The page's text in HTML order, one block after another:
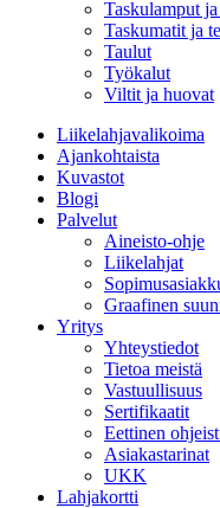
Taskulamput
Taskumatit ja
Taulut
Työkalut
Viltit ja huovat
Liikelahjavalikoima
Ajankohtaista
Kuvastot
Blogi
Palvelut
Aineisto-ohje
Liikelahjat
Graafinen
Yritys
Yhteystiedot
Tietoa meistä
Vastuullisuus
Sertifikaatit
Eettinen
Asiakastarinat
UKK
Lahjakortti